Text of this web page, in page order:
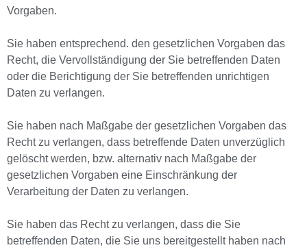
Vorgaben.
Sie haben entsprechend. den gesetzlichen Vorgaben das
Recht, die Vervollständigung der Sie betreffenden Daten
oder die Berichtigung der Sie betreffenden unrichtigen
Daten zu verlangen.
Sie haben nach Maßgabe der gesetzlichen Vorgaben das
Recht zu verlangen, dass betreffende Daten unverzüglich
gelöscht werden, bzw. alternativ nach Maßgabe der
gesetzlichen Vorgaben eine Einschränkung der
Verarbeitung der Daten zu verlangen.
Sie haben das Recht zu verlangen, dass die Sie
betreffenden Daten, die Sie uns bereitgestellt haben nach